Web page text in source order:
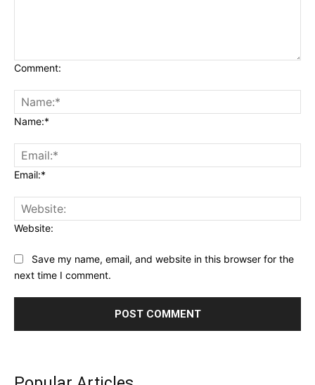
Comment:
Name:*
Email:*
Website:
Save my name, email, and website in this browser for the
next time I comment.